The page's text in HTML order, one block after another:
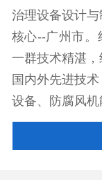
治理设备设计
核心--广州市。
一群技术精湛
国内外先进技
设备、防腐风机